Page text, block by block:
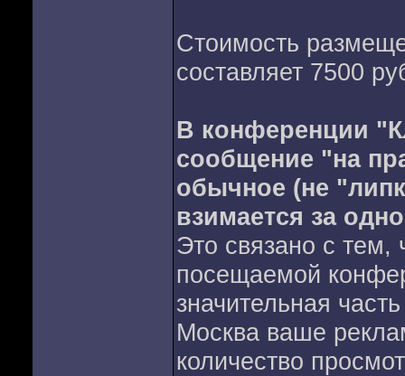
Стоимость
составляет 7500
В конференции
сообщение "на
обычное (не
взимается за
Это связано с
посещаемой
значительная
Москва ваше
количество